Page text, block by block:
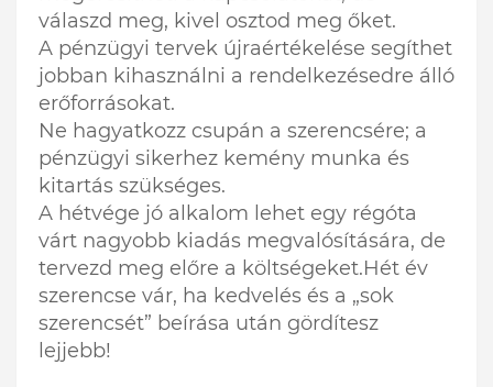
válaszd meg, kivel osztod meg őket.
A pénzügyi tervek újraértékelése segíthet
jobban kihasználni a rendelkezésedre álló
erőforrásokat.
Ne hagyatkozz csupán a szerencsére; a
pénzügyi sikerhez kemény munka és
kitartás szükséges.
A hétvége jó alkalom lehet egy régóta
várt nagyobb kiadás megvalósítására, de
tervezd meg előre a költségeket.Hét év
szerencse vár, ha kedvelés és a „sok
szerencsét” beírása után gördítesz
lejjebb!